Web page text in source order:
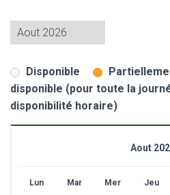
Disponible
disponible (pour toute la
disponibilité horaire)
Aout
Lun Mar Mer Jeu